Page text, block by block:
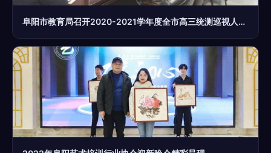
阜阳市教育局召开2020-2021学年度全市高三统测巡视人员培训会议